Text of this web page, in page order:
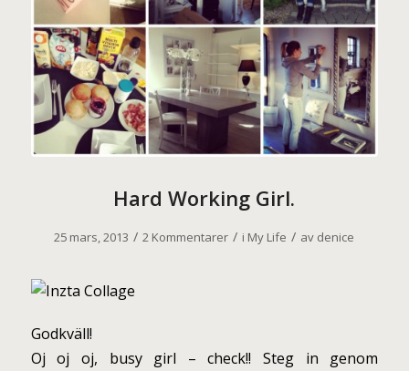
Hard Working Girl.
25 mars, 2013 / 2 Kommentarer / i My Life / av denice
Godkväll!
Oj oj oj, busy girl – check!! Steg in genom